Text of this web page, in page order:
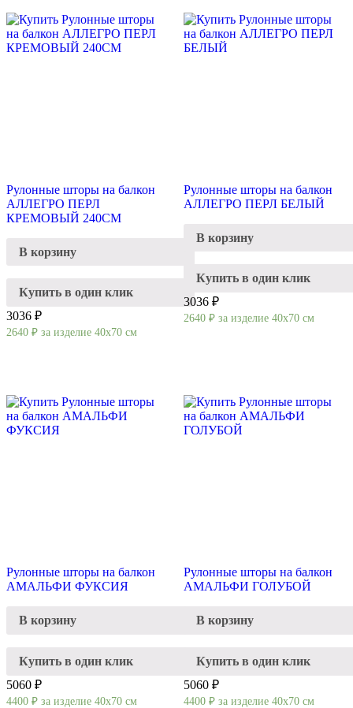
Рулонные шторы на балкон
АЛЛЕГРО ПЕРЛ
КРЕМОВЫЙ 240СМ
В корзину
Купить в один клик
3036 ₽
2640 ₽ за изделие 40х70 см
Рулонные шторы на балкон
АЛЛЕГРО ПЕРЛ БЕЛЫЙ
В корзину
Купить в один клик
3036 ₽
2640 ₽ за изделие 40х70 см
Рулонные шторы на балкон
АМАЛЬФИ ФУКСИЯ
В корзину
Купить в один клик
5060 ₽
4400 ₽ за изделие 40х70 см
Рулонные шторы на балкон
АМАЛЬФИ ГОЛУБОЙ
В корзину
Купить в один клик
5060 ₽
4400 ₽ за изделие 40х70 см